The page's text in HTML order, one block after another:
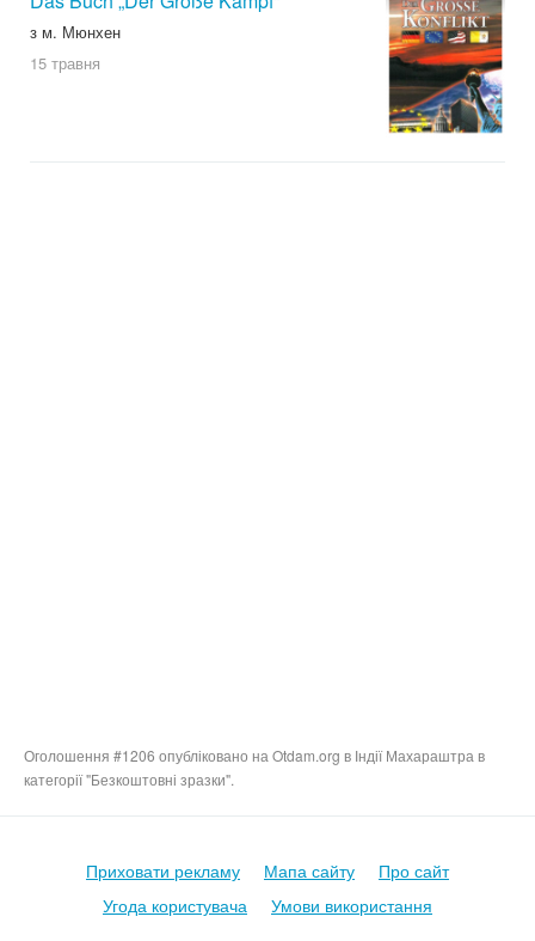
з м. Мюнхен
15 травня
Оголошення #1206 опубліковано на Otdam.org в Індії Махараштра в
категорії "Безкоштовні зразки".
Приховати рекламу Мапа сайту
Про сайт
Угода користувача
Умови використання